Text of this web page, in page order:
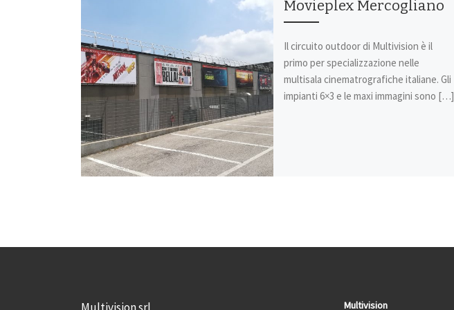
Movieplex Mercogliano
Il circuito outdoor di Multivision è il
primo per specializzazione nelle
multisala cinematrografiche italiane. Gli
impianti 6×3 e le maxi immagini sono […]
Multivision